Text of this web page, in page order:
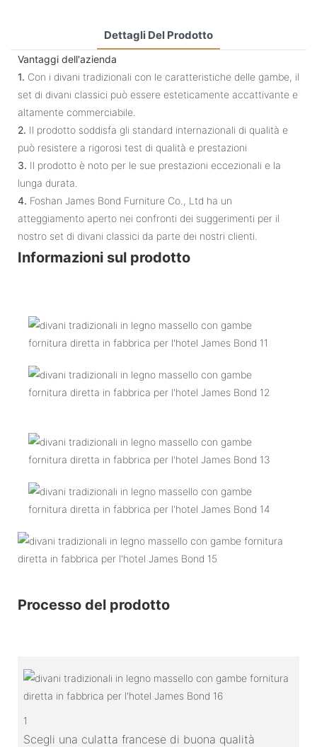
Dettagli Del Prodotto
Vantaggi dell'azienda
1. Con i divani tradizionali con le caratteristiche delle gambe, il
set di divani classici può essere esteticamente accattivante e
altamente commerciabile.
2. Il prodotto soddisfa gli standard internazionali di qualità e
può resistere a rigorosi test di qualità e prestazioni
3. Il prodotto è noto per le sue prestazioni eccezionali e la
lunga durata.
4. Foshan James Bond Furniture Co., Ltd ha un
atteggiamento aperto nei confronti dei suggerimenti per il
nostro set di divani classici da parte dei nostri clienti.
Informazioni sul prodotto
Processo del prodotto
1
Scegli una culatta francese di buona qualità